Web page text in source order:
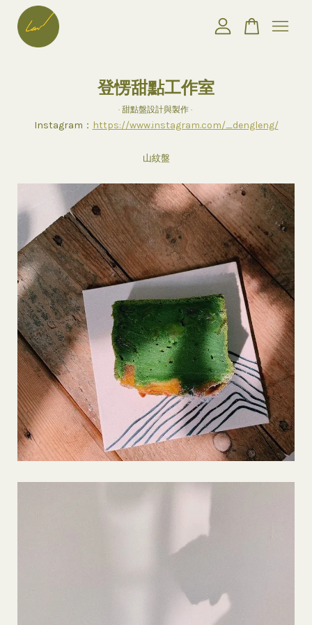
登愣甜點工作室
· 甜點盤設計與製作 ·
Instagram： https://www.instagram.com/_dengleng/
山紋盤
繼續購物